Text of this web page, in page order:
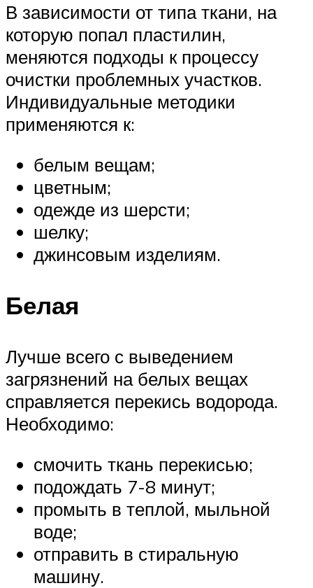
В зависимости от типа ткани, на
которую попал пластилин,
меняются подходы к процессу
очистки проблемных участков.
Индивидуальные методики
применяются к:
белым вещам;
цветным;
одежде из шерсти;
шелку;
джинсовым изделиям.
Белая
Лучше всего с выведением
загрязнений на белых вещах
справляется перекись водорода.
Необходимо:
смочить ткань перекисью;
подождать 7-8 минут;
промыть в теплой, мыльной
воде;
отправить в стиральную
машину.